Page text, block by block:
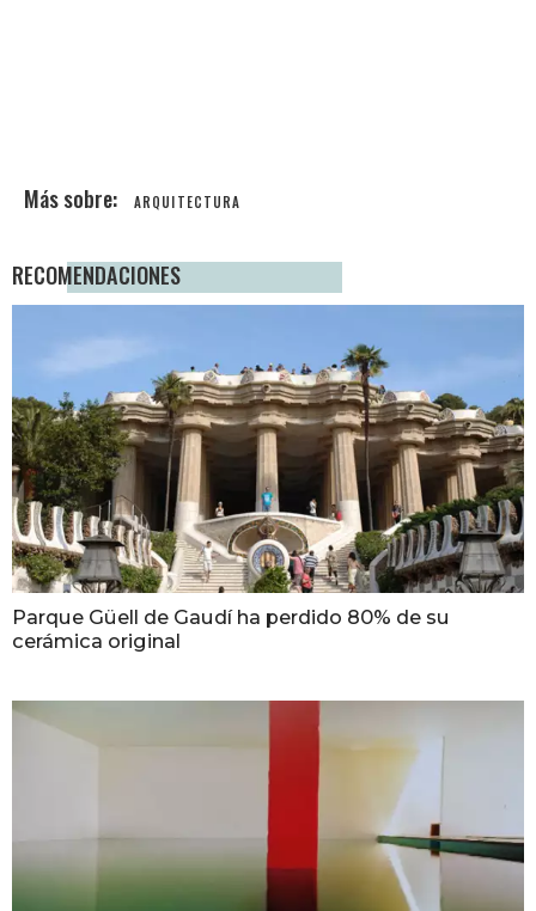
ARQUITECTURA
RECOMENDACIONES
Parque Güell de Gaudí ha perdido 80% de su
cerámica original